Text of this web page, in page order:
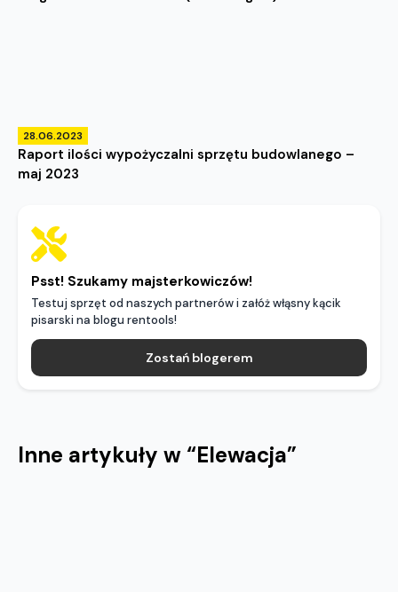
28.06.2023
Raport ilości wypożyczalni sprzętu budowlanego –
maj 2023
Psst! Szukamy majsterkowiczów!
Testuj sprzęt od naszych partnerów i załóż włąsny kącik
pisarski na blogu rentools!
Zostań blogerem
Inne artykuły w “Elewacja”